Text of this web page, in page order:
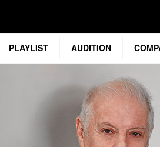
PLAYLIST AUDITION